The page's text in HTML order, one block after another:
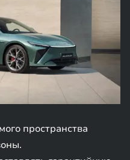
пространства